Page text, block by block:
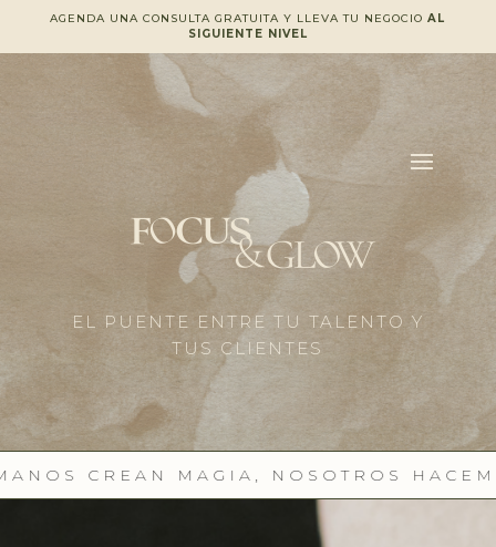
AGENDA UNA CONSULTA GRATUITA Y LLEVA TU NEGOCIOAL
SIGUIENTE NIVEL
EL PUENTE ENTRE TU TALENTO Y
TUS CLIENTES
CREAN MAGIA, NOSOTROS